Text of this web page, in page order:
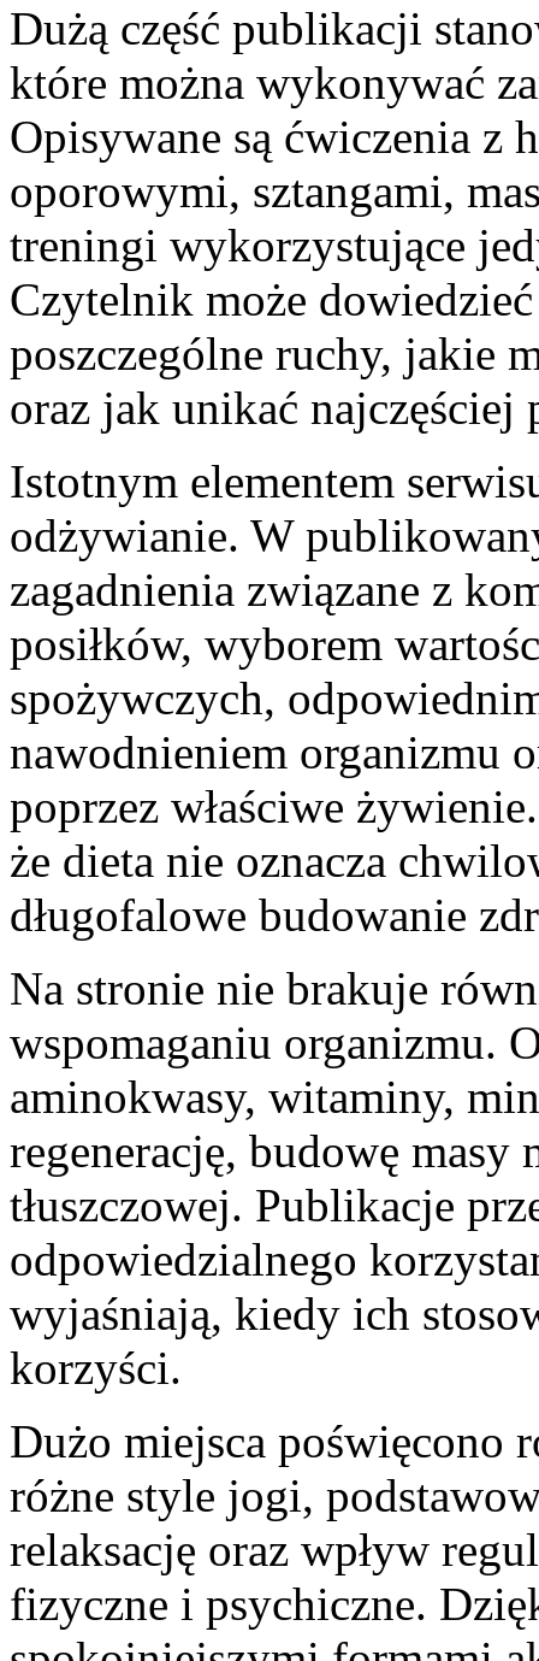
Dużą część publikacji
które można wykonywać
Opisywane są ćwiczenia z
oporowymi, sztangami,
treningi wykorzystujące
Czytelnik może
poszczególne ruchy, jakie
oraz jak unikać najczęściej
Istotnym elementem
odżywianie. W
zagadnienia związane z
posiłków, wyborem
spożywczych,
nawodnieniem organizmu
poprzez właściwe
że dieta nie oznacza
długofalowe budowanie
Na stronie nie brakuje
wspomaganiu organizmu.
aminokwasy, witaminy,
regenerację, budowę
tłuszczowej. Publikacje
odpowiedzialnego
wyjaśniają, kiedy ich
korzyści.
Dużo miejsca poświęcono
różne style jogi,
relaksację oraz wpływ
fizyczne i psychiczne.